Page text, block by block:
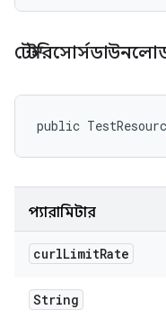
public
প্যারামিটার
curlLimitRate
String